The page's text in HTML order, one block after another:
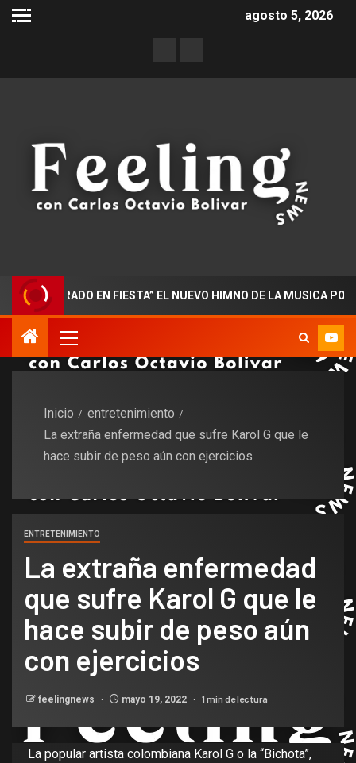
agosto 5, 2026
EN FIESTA” EL NUEVO HIMNO DE LA MUSICA POPULAR
Inicio
entretenimiento
La extraña enfermedad que sufre Karol G que le
hace subir de peso aún con ejercicios
ENTRETENIMIENTO
La extraña enfermedad
que sufre Karol G que le
hace subir de peso aún
con ejercicios
feelingnews mayo 19, 2022 1 min de lectura
La popular artista colombiana Karol G o la “Bichota”,